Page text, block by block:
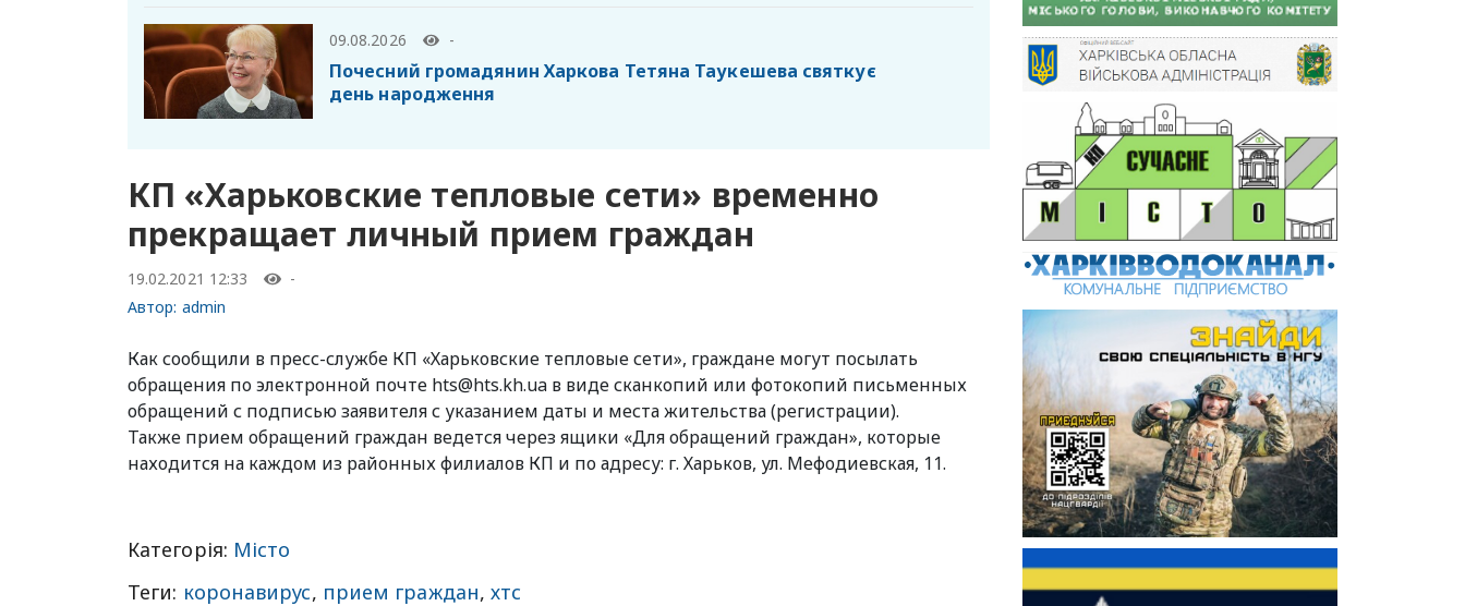
09.08.2026 -
Почесний громадянин Харкова Тетяна Таукешева святкує
день народження
КП «Харьковские тепловые сети» временно
прекращает личный прием граждан
19.02.2021 12:33
-
Автор: admin
Как сообщили в пресс-службе КП «Харьковские тепловые сети», граждане могут посылать
обращения по электронной почте hts@hts.kh.ua в виде сканкопий или фотокопий письменных
обращений с подписью заявителя с указанием даты и места жительства (регистрации).
Также прием обращений граждан ведется через ящики «Для обращений граждан», которые
находится на каждом из районных филиалов КП и по адресу: г. Харьков, ул. Мефодиевская, 11.
Категорія: Місто
Теги: коронавирус, прием граждан,хтс